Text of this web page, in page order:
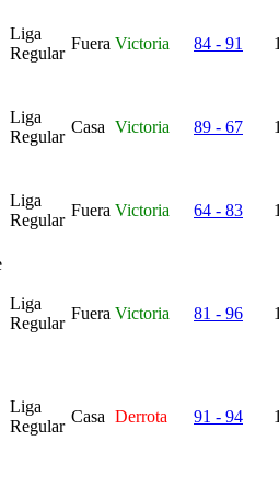
Liga
Regular
Fuera Victoria 84 - 91
Liga
Regular
Casa Victoria 89 - 67
Liga
Regular
Fuera Victoria 64 - 83
Liga
Regular
Fuera Victoria 81 - 96
Liga
Regular
Casa Derrota 91 - 94